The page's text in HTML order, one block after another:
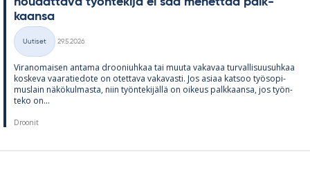
kaansa
Kategoriat
Uutiset
29.5.2026
Vi­ran­omai­sen an­tama droo­niuh­kaa tai muuta va­ka­vaa tur­val­li­suusuh­kaa
kos­keva vaa­ra­tie­dote on otet­tava va­ka­vasti. Jos asiaa kat­soo työ­so­pi­
mus­lain nä­kö­kul­masta, niin työn­te­ki­jällä on oi­keus palk­kaansa, jos työn­
teko on...
Droonit